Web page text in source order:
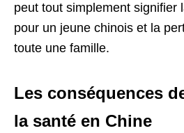
peut tout simplement signifier
pour un jeune chinois et la
toute une famille.
Les conséquences
la santé en Chine